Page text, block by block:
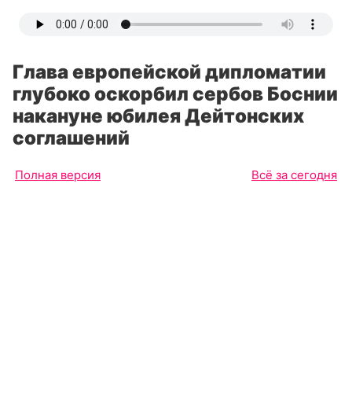
Глава европейской дипломатии
глубоко оскорбил сербов Боснии
накануне юбилея Дейтонских
соглашений
Полная версия Всё за сегодня